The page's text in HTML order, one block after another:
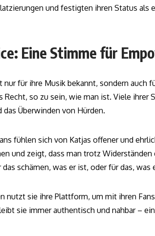
und festigten ihren Status als
Eine Stimme für
nur für ihre Musik bekannt, sondern
Recht, so zu sein, wie man ist. Viele ihrer
Überwinden von Hürden.
fühlen sich von Katjas offener und
und zeigt, dass man trotz
schämen, was er ist, oder für das, was
nutzt sie ihre Plattform, um mit ihren
sie immer authentisch und nahbar –